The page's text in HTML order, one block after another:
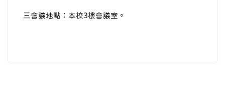
三會議地點：本校3樓會議室。